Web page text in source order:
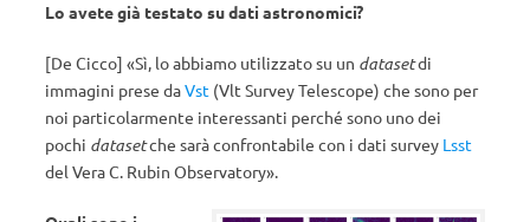
Lo avete già testato su dati astronomici?
[De Cicco] «Sì, lo abbiamo utilizzato su un datasetdi
immagini prese daVst (Vlt Survey Telescope) che sono per
noi particolarmente interessanti perché sono uno dei
pochi datasetche sarà confrontabile con i dati survey Lsst
del Vera C. Rubin Observatory».